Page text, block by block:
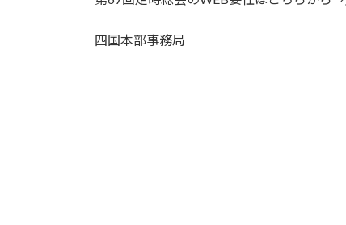
四国本部事務局